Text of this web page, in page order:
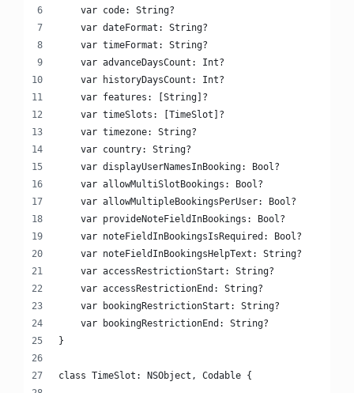
    var code: String?
    var dateFormat: String?
    var timeFormat: String?
    var advanceDaysCount: Int?
    var historyDaysCount: Int?
    var features: [String]?
    var timeSlots: [TimeSlot]?
    var timezone: String?
    var country: String?
    var displayUserNamesInBooking: Bool?
    var allowMultiSlotBookings: Bool?
    var allowMultipleBookingsPerUser: Bool?
    var provideNoteFieldInBookings: Bool?
    var noteFieldInBookingsIsRequired: Bool?
    var noteFieldInBookingsHelpText: String?
    var accessRestrictionStart: String?
    var accessRestrictionEnd: String?
    var bookingRestrictionStart: String?
    var bookingRestrictionEnd: String?
}
class TimeSlot: NSObject, Codable {